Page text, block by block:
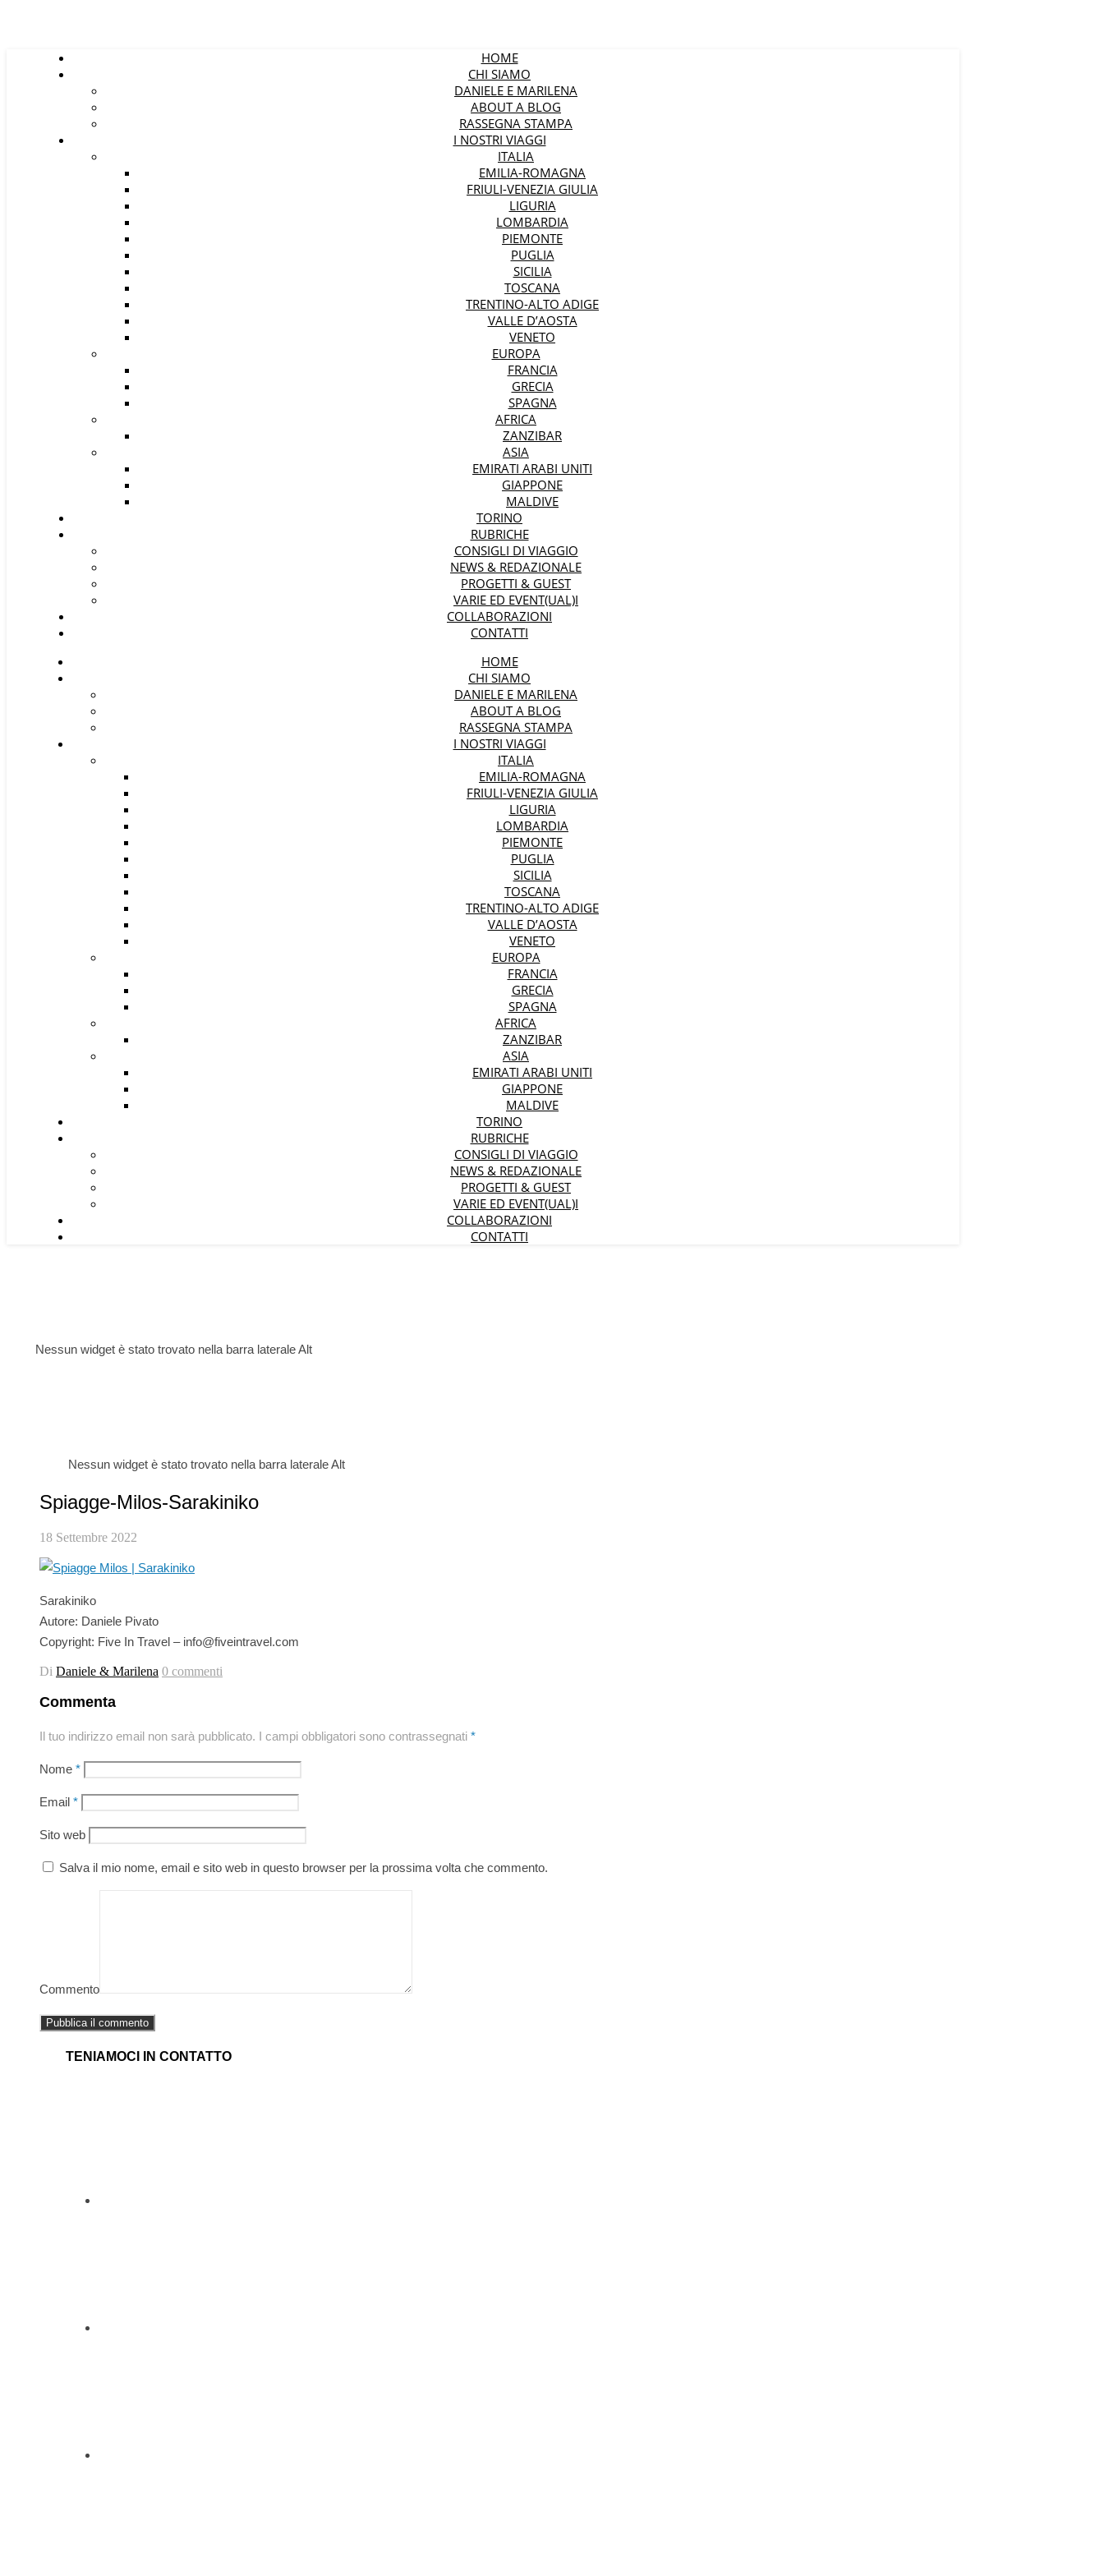
HOME
CHI SIAMO
DANIELE E MARILENA
ABOUT A BLOG
RASSEGNA STAMPA
I NOSTRI VIAGGI
ITALIA
EMILIA-ROMAGNA
FRIULI-VENEZIA GIULIA
LIGURIA
LOMBARDIA
PIEMONTE
PUGLIA
SICILIA
TOSCANA
TRENTINO-ALTO ADIGE
VALLE D’AOSTA
VENETO
EUROPA
FRANCIA
GRECIA
SPAGNA
AFRICA
ZANZIBAR
ASIA
EMIRATI ARABI UNITI
GIAPPONE
MALDIVE
TORINO
RUBRICHE
CONSIGLI DI VIAGGIO
NEWS & REDAZIONALE
PROGETTI & GUEST
VARIE ED EVENT(UAL)I
COLLABORAZIONI
CONTATTI
HOME
CHI SIAMO
DANIELE E MARILENA
ABOUT A BLOG
RASSEGNA STAMPA
I NOSTRI VIAGGI
ITALIA
EMILIA-ROMAGNA
FRIULI-VENEZIA GIULIA
LIGURIA
LOMBARDIA
PIEMONTE
PUGLIA
SICILIA
TOSCANA
TRENTINO-ALTO ADIGE
VALLE D’AOSTA
VENETO
EUROPA
FRANCIA
GRECIA
SPAGNA
AFRICA
ZANZIBAR
ASIA
EMIRATI ARABI UNITI
GIAPPONE
MALDIVE
TORINO
RUBRICHE
CONSIGLI DI VIAGGIO
NEWS & REDAZIONALE
PROGETTI & GUEST
VARIE ED EVENT(UAL)I
COLLABORAZIONI
CONTATTI
Nessun widget è stato trovato nella barra laterale Alt
Nessun widget è stato trovato nella barra laterale Alt
Spiagge-Milos-Sarakiniko
18 Settembre 2022
Sarakiniko
Autore: Daniele Pivato
Copyright: Five In Travel – info@fiveintravel.com
Di Daniele & Marilena 0 commenti
Commenta
Il tuo indirizzo email non sarà pubblicato. I campi obbligatori sono contrassegnati *
Nome *
Email *
Sito web
Salva il mio nome, email e sito web in questo browser per la prossima volta che commento.
Commento
TENIAMOCI IN CONTATTO